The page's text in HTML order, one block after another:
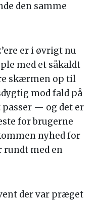
den samme
er i øvrigt nu
med et såkaldt
skærmen op til
mod fald på
passer — og det er
for brugerne
nyhed for
rundt med en
der var præget